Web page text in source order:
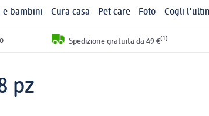
e bambini Cura casa Pet care Foto Cogli
Spedizione gratuita da 49 €(1)
pz